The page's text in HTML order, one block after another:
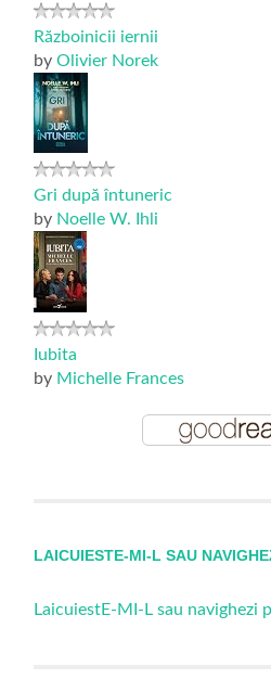
Războinicii iernii
byOlivier Norek
Gri după întuneric
by Noelle W. Ihli
Iubita
by Michelle Frances
LAICUIESTE-MI-L SAU
LaicuiestE-MI-L sau navighezi